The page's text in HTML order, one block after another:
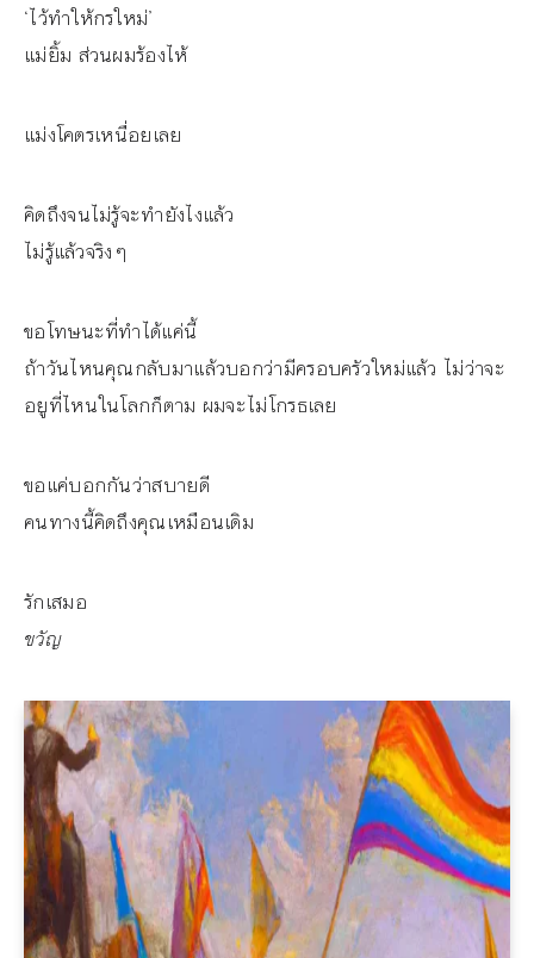
‘ไว้ทำให้กรใหม่’
แม่ยิ้ม ส่วนผมร้องไห้
แม่งโคตรเหนื่อยเลย
คิดถึงจนไม่รู้จะทำยังไงแล้ว
ไม่รู้แล้วจริงๆ
ขอโทษนะที่ทำได้แค่นี้
ถ้าวันไหนคุณกลับมาแล้วบอกว่ามีครอบครัวใหม่แล้ว ไม่ว่าจะ
อยูที่ไหนในโลกก็ตาม ผมจะไม่โกรธเลย
ขอแค่บอกกันว่าสบายดี
คนทางนี้คิดถึงคุณเหมือนเดิม
รักเสมอ
ขวัญ